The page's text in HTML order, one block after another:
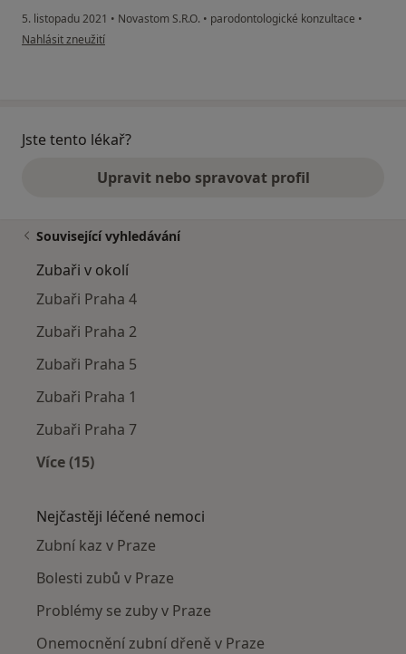
5. listopadu 2021 • Novastom S.R.O. • parodontologické konzultace •
podle názoru uživatele K. Skevchuk
Nahlásit zneužití
Jste tento lékař?
Upravit nebo spravovat profil
Související vyhledávání
Zubaři v okolí
Zubaři Praha 4
Zubaři Praha 2
Zubaři Praha 5
Zubaři Praha 1
Zubaři Praha 7
Více (15)
Nejčastěji léčené nemoci
Zubní kaz v Praze
Bolesti zubů v Praze
Problémy se zuby v Praze
Onemocnění zubní dřeně v Praze